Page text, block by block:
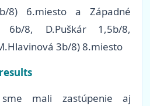
8) 6.miesto a Západné
6b/8, D.Puškár 1,5b/8,
3b/8) 8.miesto
mali zastúpenie aj